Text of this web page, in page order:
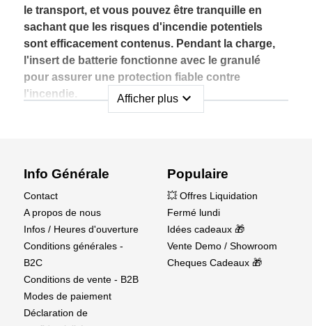
le transport, et vous pouvez être tranquille en
sachant que les risques d'incendie potentiels
sont efficacement contenus. Pendant la charge,
l'insert de batterie fonctionne avec le granulé
pour assurer une protection fiable contre
l'incendie.
les flammes. À des températures extrêmes, le
verre fond et se répand sur les métaux en feu,
créant un joint étanche. Cette croûte se forme en
refroidissant, ce qui permet d'éteindre
d'empêcher leur réactivation.
Testé et confirmé par MPA Dresden sur des feux
de sodium et de magnésium, Extover® ; convient
aux classes de feu D et aux feux de lithium-ion, y
Afficher plus expand_more
Info Générale
Contact
A propos de nous
Infos / Heures d'ouverture
Conditions générales -
B2C
Conditions de vente - B2B
Modes de paiement
Déclaration de
Populaire
💥 Offres Liquidation
Fermé lundi
Idées cadeaux 🎁
Vente Demo / Showroom
Cheques Cadeaux 🎁